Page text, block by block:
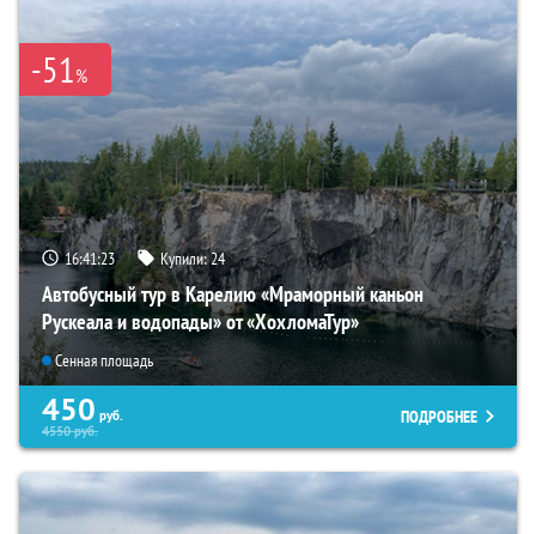
-51%
16:41:22 Купили:24
Автобусный тур в Карелию «Мраморный каньон
Рускеала и водопады» от «ХохломаТур»
Сенная площадь
450 руб.
4550руб.
ПОДРОБНЕЕ